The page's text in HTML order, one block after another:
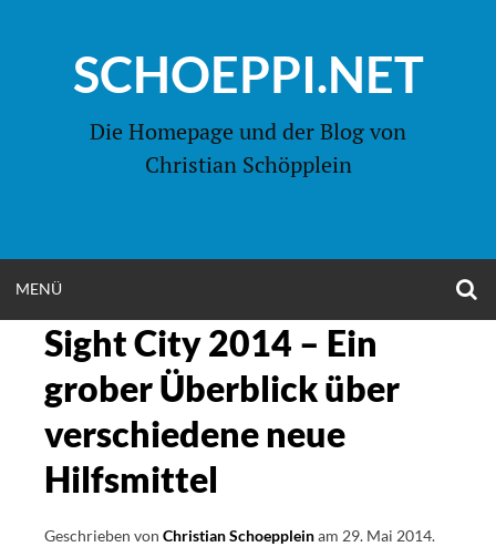
springenSCHOEPPI.NET
Die Homepage und der Blog von
Christian Schöpplein
MENÜ
MENU
Sight City 2014 – Ein
grober Überblick über
verschiedene neue
Hilfsmittel
Geschrieben von Christian Schoeppleinam 29. Mai 2014.